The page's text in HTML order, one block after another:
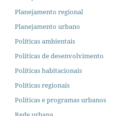
Planejamento regional
Planejamento urbano
Políticas ambientais
Políticas de desenvolvimento
Políticas habitacionais
Políticas regionais
Políticas e programas urbanos